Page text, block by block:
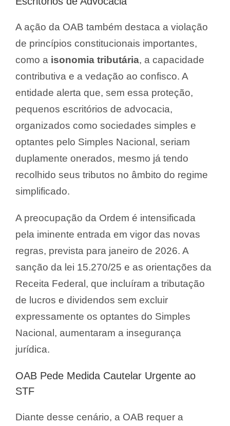
A ação da OAB também destaca a violação
de princípios constitucionais importantes,
como a isonomia tributária, a capacidade
contributiva e a vedação ao confisco. A
entidade alerta que, sem essa proteção,
pequenos escritórios de advocacia,
organizados como sociedades simples e
optantes pelo Simples Nacional, seriam
duplamente onerados, mesmo já tendo
recolhido seus tributos no âmbito do regime
simplificado.
A preocupação da Ordem é intensificada
pela iminente entrada em vigor das novas
regras, prevista para janeiro de 2026. A
sanção da lei 15.270/25 e as orientações da
Receita Federal, que incluíram a tributação
de lucros e dividendos sem excluir
expressamente os optantes do Simples
Nacional, aumentaram a insegurança
jurídica.
OAB Pede Medida Cautelar Urgente ao
STF
Diante desse cenário, a OAB requer a